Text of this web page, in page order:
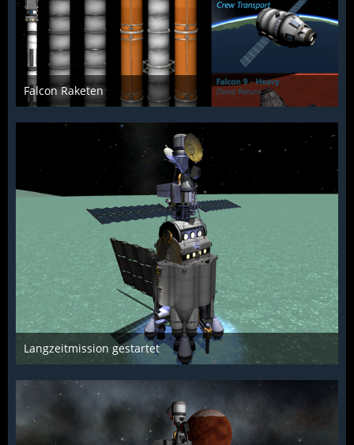
Falcon Raketen
McFlƴeѵer
18. März 2014
1.979
0 0
Langzeitmission gestartet
McFlƴeѵer
28. Dezember 2016
1.730
0 0